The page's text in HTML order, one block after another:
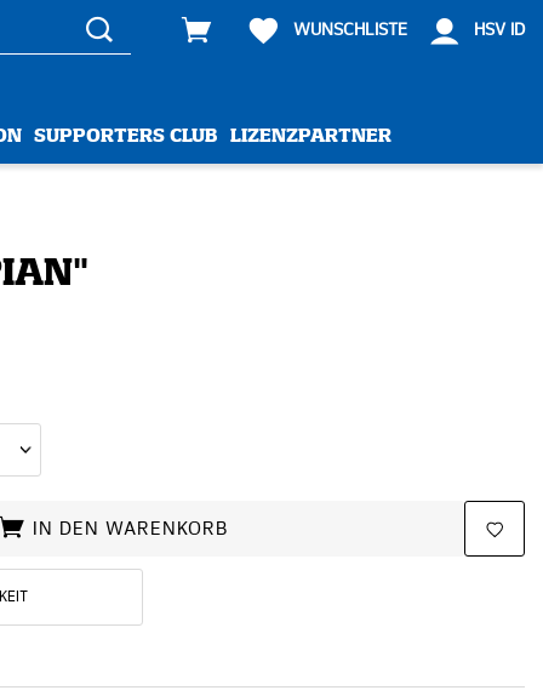
WUNSCHLISTE HSV ID
SUPPORTERS CLUB LIZENZPARTNER
IN DEN WARENKORB